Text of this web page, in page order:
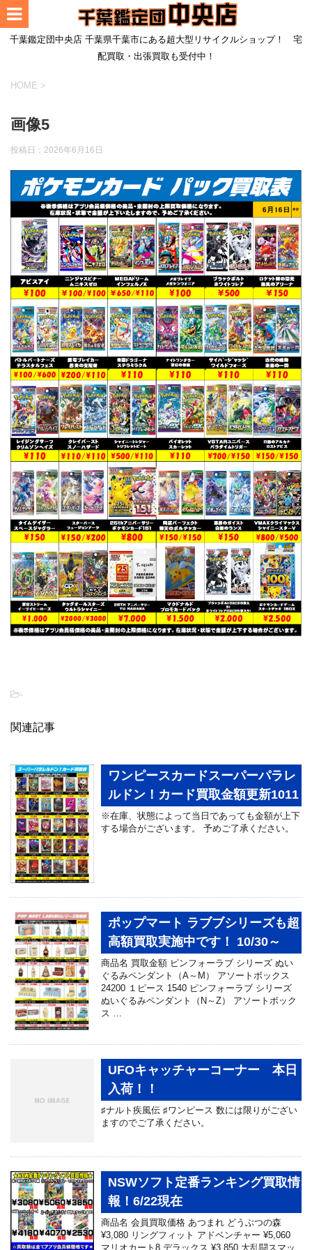
千葉鑑定団中央店 千葉県千葉市にある超大型リサイクルショップ！ 宅
配買取・出張買取も受付中！
HOME >
画像5
投稿日： 2026年6月16日
-
関連記事
ワンピースカードスーパーパラレ
ルドン！カード買取金額更新1011
※在庫、状態によって当日であっても金額が上下
する場合がございます。 予めご了承ください。
ポップマート ラブブシリーズも超
高額買取実施中です！ 10/30～
商品名 買取金額 ピンフォーラブ シリーズ ぬい
ぐるみペンダント（A～M） アソートボックス
24200 １ピース 1540 ピンフォーラブ シリーズ
ぬいぐるみペンダント（N～Z） アソートボック
ス …
UFOキャッチャーコーナー 本日
入荷！！
♯ナルト疾風伝 ♯ワンピース 数には限りがござい
ますのでご了承ください。
NSWソフト定番ランキング買取情
報！6/22現在
商品名 会員買取価格 あつまれ どうぶつの森
¥3,080 リングフィット アドベンチャー ¥5,060
マリオカート8 デラックス ¥3,850 大乱闘スマッ